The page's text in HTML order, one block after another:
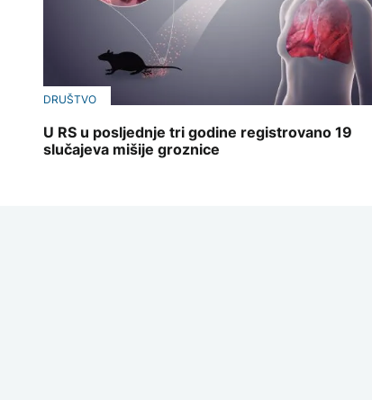
DRUŠTVO
U RS u posljednje tri godine registrovano 19
slučajeva mišije groznice